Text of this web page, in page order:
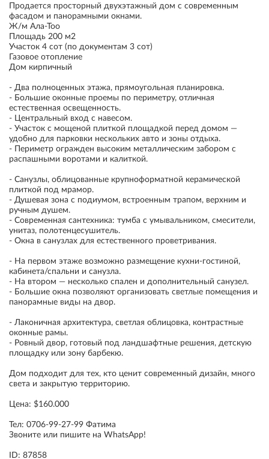
Продается просторный двухэтажный дом с современным
фасадом и панорамными окнами.
Ж/м Ала-Тоо
Площадь 200 м2
Участок 4 сот (по документам 3 сот)
Газовое отопление
Дом кирпичный
- Два полноценных этажа, прямоугольная планировка.
- Большие оконные проемы по периметру, отличная
естественная освещенность.
- Центральный вход с навесом.
- Участок с мощеной плиткой площадкой перед домом —
удобно для парковки нескольких авто и зоны отдыха.
- Периметр огражден высоким металлическим забором с
распашными воротами и калиткой.
- Санузлы, облицованные крупноформатной керамической
плиткой под мрамор.
- Душевая зона с подиумом, встроенным трапом, верхним и
ручным душем.
- Современная сантехника: тумба с умывальником, смесители,
унитаз, полотенцесушитель.
- Окна в санузлах для естественного проветривания.
- На первом этаже возможно размещение кухни-гостиной,
кабинета/спальни и санузла.
- На втором — несколько спален и дополнительный санузел.
- Большие окна позволяют организовать светлые помещения и
панорамные виды на двор.
- Лаконичная архитектура, светлая облицовка, контрастные
оконные рамы.
- Ровный двор, готовый под ландшафтные решения, детскую
площадку или зону барбекю.
Дом подходит для тех, кто ценит современный дизайн, много
света и закрытую территорию.
Цена: $160.000
Тел: 0706-99-27-99 Фатима
Звоните или пишите на WhatsApp!
ID: 87858